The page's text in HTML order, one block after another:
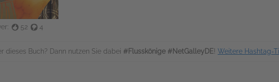
52 4
dieses Buch? Dann nutzen Sie dabei #Flusskönige #NetGalleyDE! Weitere Hashtag-